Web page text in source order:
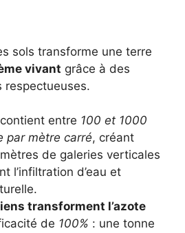
sols transforme une terre
vivant grâce à des
respectueuses.
contient entre 100 et 1000
par mètre carré, créant
de galeries verticales
l’infiltration d’eau et
transforment l’azote
de 100% : une tonne